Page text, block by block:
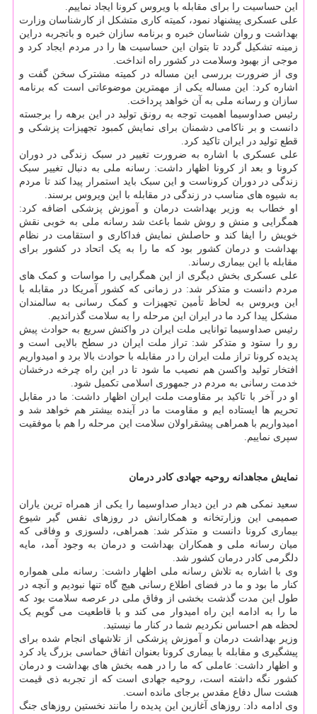
این حساسیت را برای مقابله با ویروس کرونا ایجاد نماییم.
علی عسکری پیشنهاد نمود، کمیته کاری متشکل از کارشناسان وزارت
بهداشت و روان شناسان خبره و برنامه سازان خبره و باتجربه دراین
زمینه تشکیل گردد تا بتوان این حساسیت ها را در مردم ایجاد کرد و
موجی از بهبود وسلامت در کشور راه انداخت.
وی از ضرورت بررسی این مساله در کمیته مشترک سخن گفت و
اشاره کرد: این مساله یکی از مهمترین موضوعاتی است که برنامه
سازان و رسانه ملی به آن خواهد پرداخت.
رئیس صداوسیما اهمیت توجه به رونق تولید در این برهه را برجسته
دانست و بر ناکامی دشمنان برای نمایش کمبود تجهیزات پزشکی و
قطع تولید در ایران تاکید کرد.
علی عسکری با اشاره به ضرورت تغییر در سبک زندگی در دوران
کرونا و بعد از کرونا اظهار داشت: رسانه ملی به دنبال تغییر سبک
زندگی در دوران کروناست و این سبک باید استمرار پیدا کند تا مردم
به شیوه های مناسب در زندگی در مقابله با این ویروس برسند.
او خطاب به وزیر بهداشت درمان و آموزش پزشکی اضافه کرد:
همگرایی و منش و روش شما باعث شد رسانه ملی به خوبی نقش
خویش را ایفا کند و حاصلش نمایش فداکاری و استقامت در نظام
بهداشت و درمان کشور بود که ما را به یک اتحاد در کشور برای
مقابله با این بیماری رساند.
علی عسکری بخش دیگری از این همگرایی را مواسات و کمک های
مردم دانست و متذکر شد: در زمانی که کشور آمریکا در مقابله با
این ویروس به لحاظ تأمین تجهیزات و کمک رسانی به سالمندان
مشکل پیدا کرد ما در ایران این مرحله را به سلامت گذراندیم.
رئیس صداوسیما توانایی ملت ایران در واکنش سریع به حوادث پیش
رو را ستود و متذکر شد: تراز ملت ایران در سطح بالایی است و
پدیده کرونا تراز ملت ایران را در مقابله با حوادث بالا برد و امیدواریم
افتخار تولید واکسن هم نصیب ما شود تا در این راه چرخه درخشان
خدمت رسانی به مردم در جمهوری اسلامی تکمیل شود.
او در آخر با تاکید بر مقاومت ملت ایران اظهار داشت: ما در مقابل
تحریم ها ایستاده ایم و مقاومت ما در آینده بیشتر هم خواهد شد و
امیدواریم با همراهی پیشقراولان سلامت این مرحله را هم با موفقیت
سپری نماییم.
نمایش مجاهدانه روحیه جهادی کادر درمان
سعید نمکی هم در این دیدار صداوسیما را یکی از همراه ترین یاران
صمیمی این وزارتخانه و همکارانش در روزهای نفس گیر شیوع
بیماری کرونا دانست و متذکر شد: همراهی، دلسوزی و وفاقی که
میان رسانه ملی و همکاران بهداشت و درمان به وجود آمد، مایه
دلگرمی کادر درمان کشور شد.
وی با اشاره به تلاش رسانه ملی اظهار داشت: رسانه ملی همواره
کنار ما بود و ما در فضای اطلاع رسانی هیچ گاه تنها نبودیم و آنچه در
طول این مدت گذشت بخشی از وفاق ملی در عرصه سلامت بود که
ما را به ادامه این راه امیدوار می کند و با قاطعیت می گویم یک
لحظه هم احساس نکردیم شما در کنار ما نیستید.
وزیر بهداشت درمان و آموزش پزشکی از تلاشهای انجام شده برای
پیشگیری و مقابله با بیماری کرونا بعنوان اتفاق حماسی بزرگ یاد کرد
و اظهار داشت: عاملی که ما را در همه بخش های بهداشت و درمان
کشور نگه داشته است، روحیه جهادی است که از تجربه ذی قیمت
هشت سال دفاع مقدس برجای مانده است.
وی ادامه داد: روزهای آغازین این پدیده را مانند نخستین روزهای جنگ